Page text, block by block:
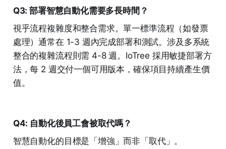
Q3: 部署智慧自動化需要多長時間？
視乎流程複雜度和整合需求。單一標準流程（如發票
處理）通常在 1-3 週內完成部署和測試。涉及多系統
整合的複雜流程則需 4-8 週。IoTree 採用敏捷部署方
法，每 2 週交付一個可用版本，確保項目持續產生價
值。
Q4: 自動化後員工會被取代嗎？
智慧自動化的目標是「增強」而非「取代」。